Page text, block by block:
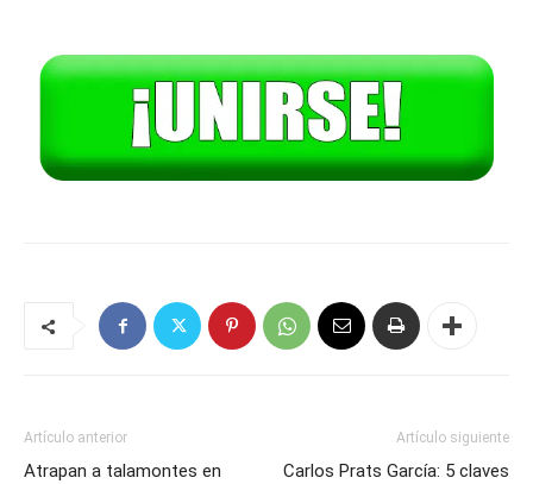
Artículo anterior
Atrapan a talamontes en
Artículo siguiente
Carlos Prats García: 5 claves